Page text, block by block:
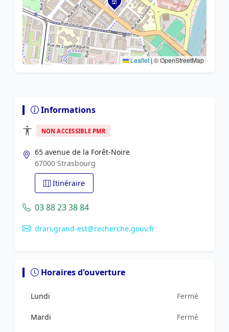
Leaflet|© OpenStreetMap
Informations
NON ACCESSIBLE PMR
65 avenue de la Forêt-Noire
67000 Strasbourg
Itinéraire
03 88 23 38 84
drari.grand-est@recherche.gouv.fr
Horaires d'ouverture
Lundi Fermé
Mardi Fermé